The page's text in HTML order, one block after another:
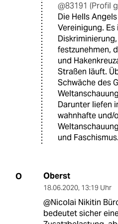
@83191 (Profil
Die Hells
Vereinigung.
festzunehmen,
und
Straßen läuft.
Schwäche des
Darunter liefen
wahnhafte und/
und Faschismus.
O Oberst
18.06.2020, 13:19 Uhr
@Nicolai Nikitin
bedeutet sicher